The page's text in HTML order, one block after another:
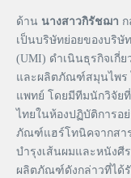
ด้าน นางสาวกิรัชฌา
เป็นบริษัทย่อยของบริษั
(UMI) ดำเนินธุรกิจเกี่ย
และผลิตภัณฑ์สมุนไพร
แพทย์ โดยมีทีมนักวิจัย
ไทยในห้องปฏิบัติการอ
ภัณฑ์แฮร์โทนิคจากสา
บำรุงเส้นผมและหนังศี
ผลิตภัณฑ์ดังกล่าวที่ได้